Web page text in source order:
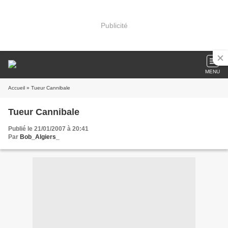
Publicité
MENU
Accueil » Tueur Cannibale
Tueur Cannibale
Publié le 21/01/2007 à 20:41
Par Bob_Algiers_